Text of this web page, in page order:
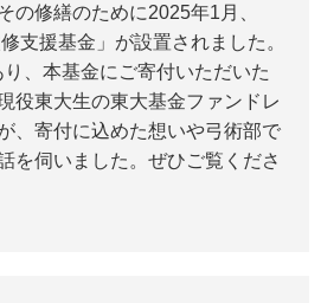
の修繕のために2025年1月、
支援基金」が設置されました。
、本基金にご寄付いただいた
東大生の東大基金ファンドレ
、寄付に込めた想いや弓術部で
を伺いました。ぜひご覧くださ